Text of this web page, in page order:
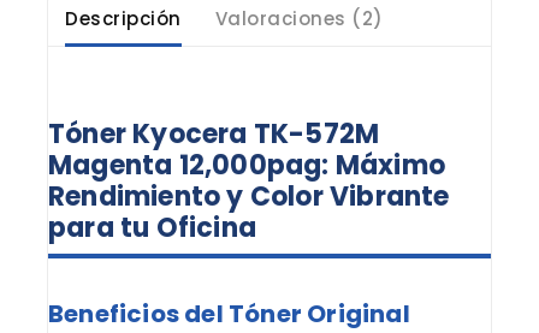
Descripción Valoraciones (2)
Tóner Kyocera TK-572M
Magenta 12,000pag: Máximo
Rendimiento y Color Vibrante
para tu Oficina
Beneficios del Tóner Original